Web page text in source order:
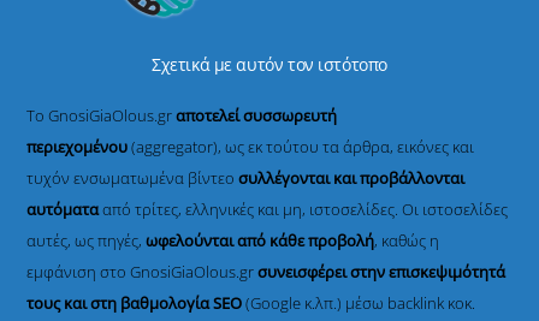
Σχετικά με αυτόν τον ιστότοπο
Το GnosiGiaOlous.grαποτελεί συσσωρευτή
περιεχομένου(aggregator), ως εκ τούτου τα άρθρα, εικόνες και
τυχόν ενσωματωμένα βίντεοσυλλέγονται και προβάλλονται
αυτόματααπό τρίτες, ελληνικές και μη, ιστοσελίδες. Οι ιστοσελίδες
αυτές, ως πηγές,ωφελούνται από κάθε προβολή, καθώς η
εμφάνιση στο GnosiGiaOlous.grσυνεισφέρει στην επισκεψιμότητά
τους και στη βαθμολογία SEO(Google κ.λπ.) μέσω backlink κοκ.